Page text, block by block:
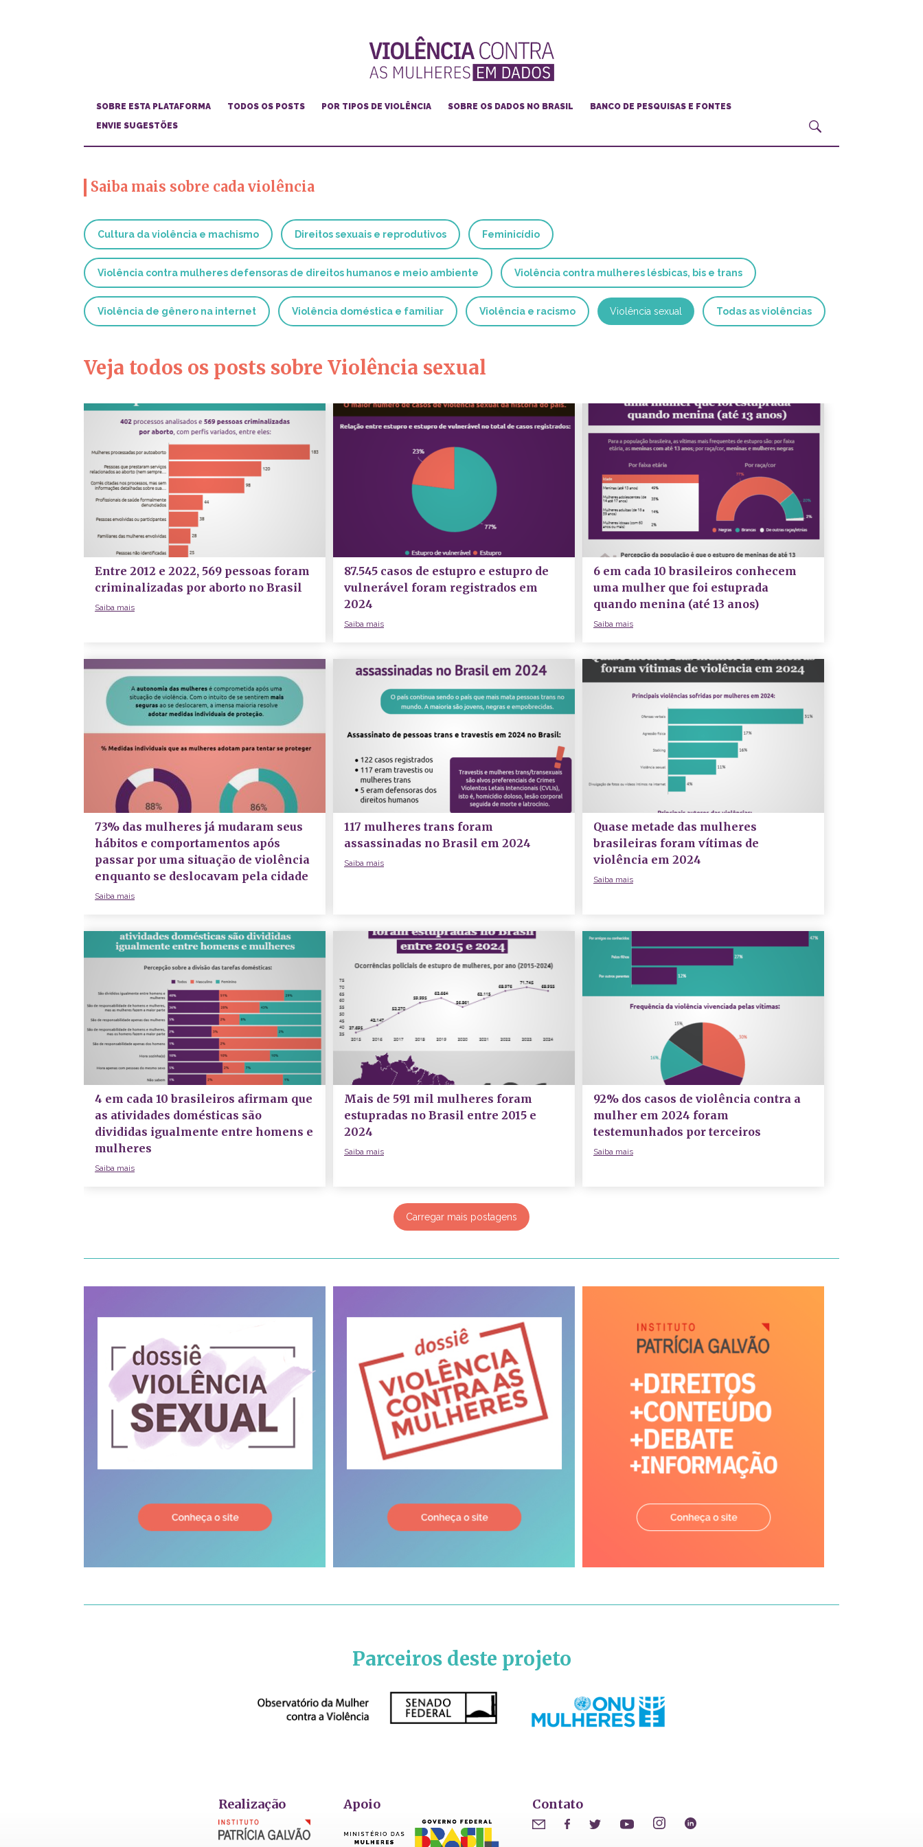
SOBRE ESTA PLATAFORMA TODOS OS POSTS POR TIPOS DE VIOLÊNCIA
Violência sexual
Violência e racismo
Cultura da violência e machismo
Todas as violências
SOBRE OS DADOS NO BRASIL
BANCO DE PESQUISAS E FONTES
ENVIE SUGESTÕES
Saiba mais sobre cada violência
Cultura da violência e machismo Direitos sexuais e reprodutivos Feminicídio
Violência contra mulheres defensoras de direitos humanos e meio ambiente Violência contra mulheres lésbicas, bis e trans
Violência de gênero na internet Violência doméstica e familiar Violência e racismo Violência sexual Todas as violências
Veja todos os posts sobre Violência sexual
Entre 2012 e 2022, 569 pessoas foram
criminalizadas por aborto no Brasil
Saiba mais
87.545 casos de estupro e estupro de
vulnerável foram registrados em
2024
Saiba mais
6 em cada 10 brasileiros conhecem
uma mulher que foi estuprada
quando menina (até 13 anos)
Saiba mais
73% das mulheres já mudaram seus
hábitos e comportamentos após
passar por uma situação de violência
enquanto se deslocavam pela cidade
Saiba mais
117 mulheres trans foram
assassinadas no Brasil em 2024
Saiba mais
Quase metade das mulheres
brasileiras foram vítimas de
violência em 2024
Saiba mais
4 em cada 10 brasileiros afirmam que
as atividades domésticas são
divididas igualmente entre homens e
mulheres
Saiba mais
Mais de 591 mil mulheres foram
estupradas no Brasil entre 2015 e
2024
Saiba mais
92% dos casos de violência contra a
mulher em 2024 foram
testemunhados por terceiros
Saiba mais
Carregar mais postagens
Parceiros deste projeto
Realização Apoio Contato